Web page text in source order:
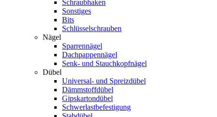
Schraubhaken
Sonstiges
Bits
Schlüsselschrauben
Nägel
Sparrennägel
Dachpappennägel
Senk- und Stauchkopfnägel
Dübel
Universal- und Spreizdübel
Dämmstoffdübel
Gipskartondübel
Schwerlastbefestigung